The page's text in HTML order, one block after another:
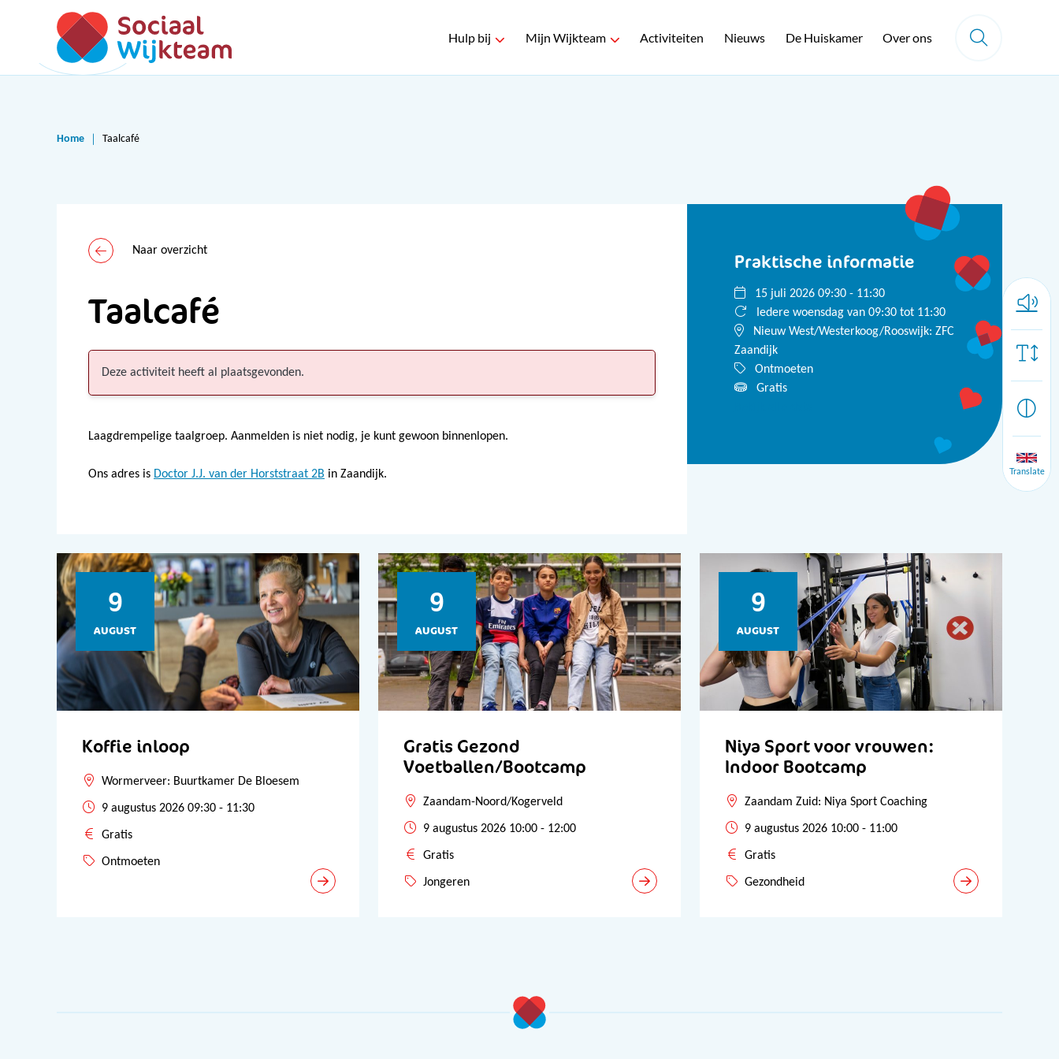
Hulp bij Mijn Wijkteam Activiteiten Nieuws De Huiskamer Over ons
Translate
Home Taalcafé
Naar overzicht
Taalcafé
Deze activiteit heeft al plaatsgevonden.
Laagdrempelige taalgroep. Aanmelden is niet nodig, je kunt gewoon binnenlopen.
Ons adres is Doctor J.J. van der Horststraat 2B in Zaandijk.
Praktische informatie
15 juli 2026 09:30 - 11:30
Iedere woensdag van 09:30 tot 11:30
Nieuw West/Westerkoog/Rooswijk: ZFC
Zaandijk
Ontmoeten
Gratis
Koffie inloop
9
AUGUST
Wormerveer: Buurtkamer De Bloesem
9 augustus 2026 09:30 - 11:30
Gratis
Ontmoeten
Gratis Gezond
Voetballen/Bootcamp
9
AUGUST
Zaandam-Noord/Kogerveld
9 augustus 2026 10:00 - 12:00
Gratis
Jongeren
Niya Sport voor vrouwen:
Indoor Bootcamp
9
AUGUST
Zaandam Zuid: Niya Sport Coaching
9 augustus 2026 10:00 - 11:00
Gratis
Gezondheid